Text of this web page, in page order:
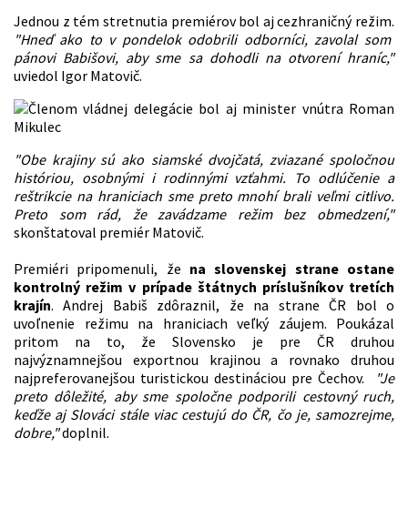
Jednou z tém stretnutia premiérov bol aj cezhraničný režim.
"Hneď ako to v pondelok odobrili odborníci, zavolal som
pánovi Babišovi, aby sme sa dohodli na otvorení hraníc,"
uviedol Igor Matovič.
"Obe krajiny sú ako siamské dvojčatá, zviazané spoločnou
históriou, osobnými i rodinnými vzťahmi. To odlúčenie a
reštrikcie na hraniciach sme preto mnohí brali veľmi citlivo.
Preto som rád, že zavádzame režim bez obmedzení,"
skonštatoval premiér Matovič.
Premiéri pripomenuli, že na slovenskej strane ostane
kontrolný režim v prípade štátnych príslušníkov tretích
krajín. Andrej Babiš zdôraznil, že na strane ČR bol o
uvoľnenie režimu na hraniciach veľký záujem. Poukázal
pritom na to, že Slovensko je pre ČR druhou
najvýznamnejšou exportnou krajinou a rovnako druhou
najpreferovanejšou turistickou destináciou pre Čechov.
"Je
preto dôležité, aby sme spoločne podporili cestovný ruch,
keďže aj Slováci stále viac cestujú do ČR, čo je, samozrejme,
dobre,"doplnil.